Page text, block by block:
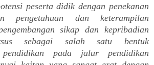
peserta didik dengan penekanan
pengetahuan dan keterampilan
sikap dan kepribadian
sebagai salah satu bentuk
pendidikan pada jalur pendidikan